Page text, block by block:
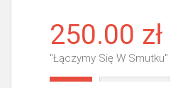
250.00 zł
"Łączymy Się W Smutku"